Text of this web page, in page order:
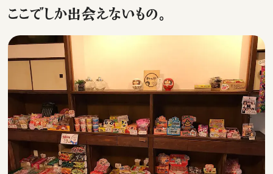
ここでしか出会えないもの。